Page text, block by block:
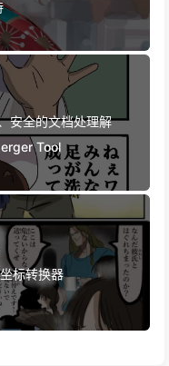
安全的文档处理解
Tool
标转换器